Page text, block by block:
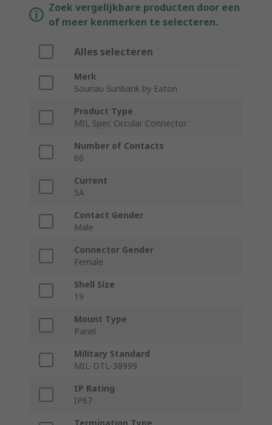
Zoek vergelijkbare producten door een
of meer kenmerken te selecteren.
Alles selecteren
Merk
Souriau Sunbank by Eaton
Product Type
MIL Spec Circular Connector
Number of Contacts
66
Current
5A
Contact Gender
Male
Connector Gender
Female
Shell Size
19
Mount Type
Panel
Military Standard
MIL-DTL-38999
IP Rating
IP67